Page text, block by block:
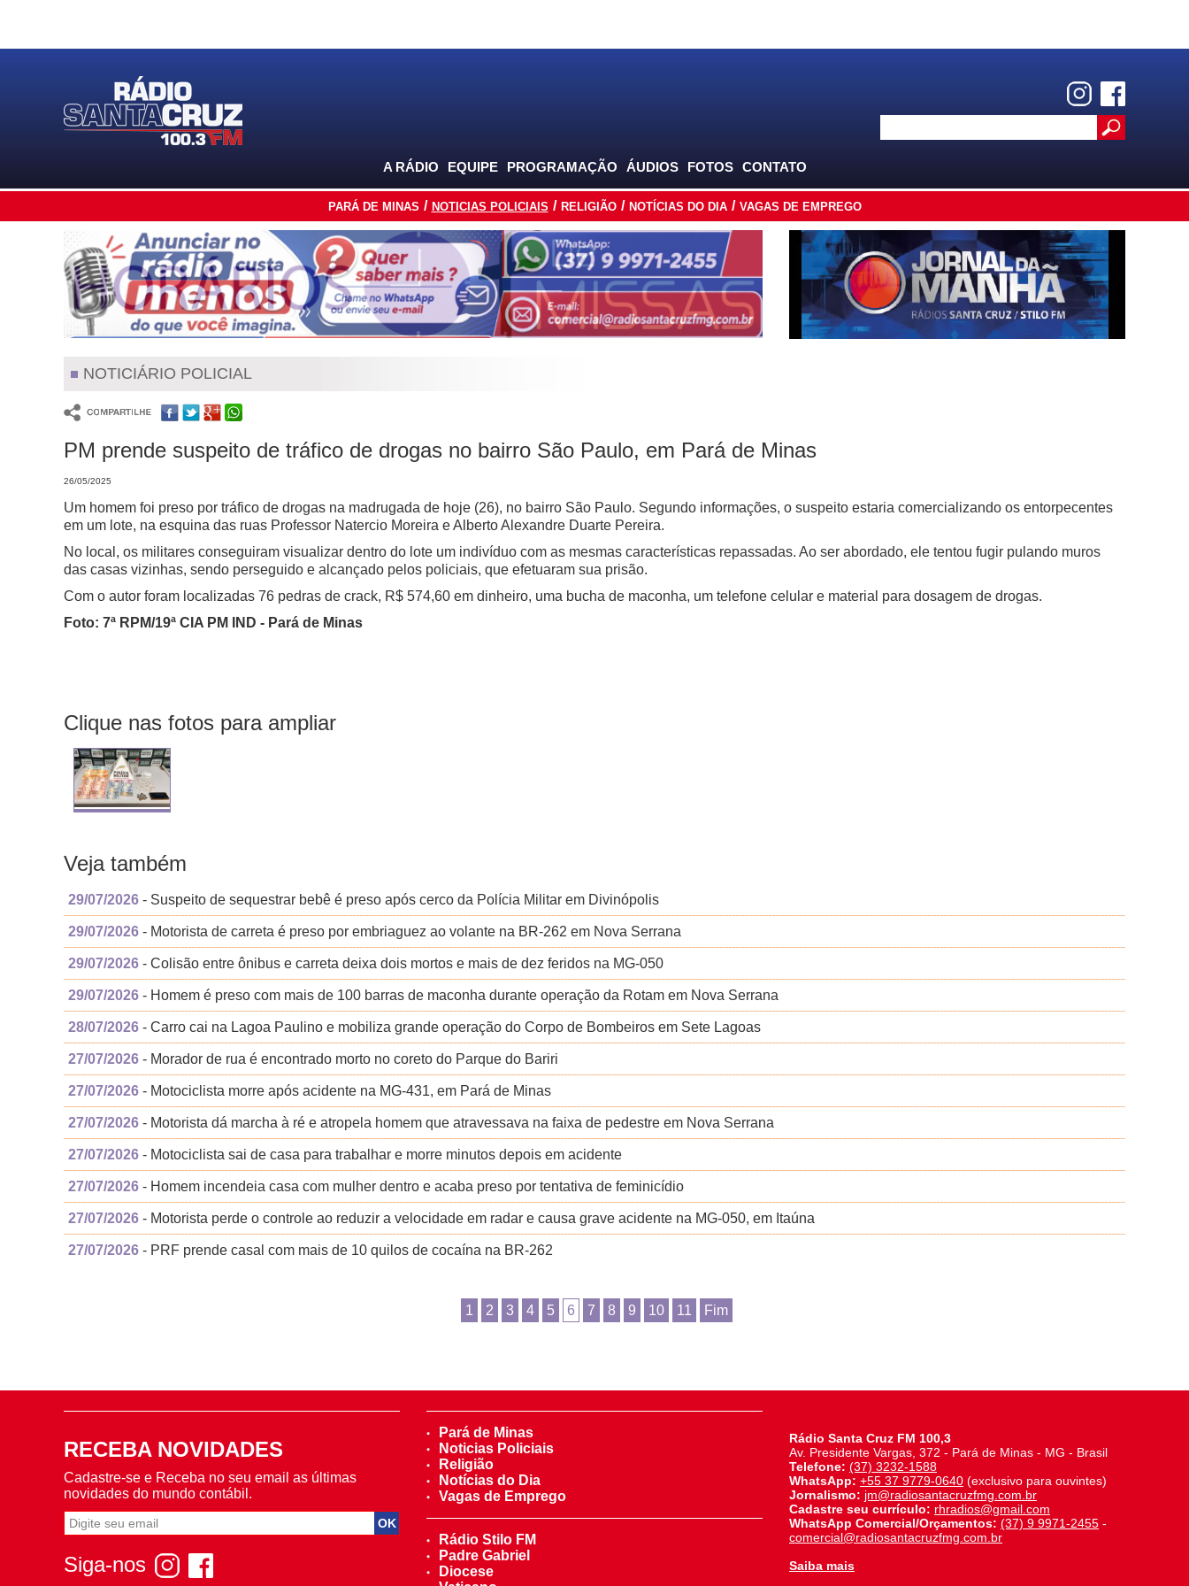
A RÁDIO EQUIPE PROGRAMAÇÃO ÁUDIOS FOTOS CONTATO
PARÁ DE MINAS NOTICIAS POLICIAIS RELIGIÃO NOTÍCIAS DO DIA VAGAS DE EMPREGO
NOTICIÁRIO POLICIAL
PM prende suspeito de tráfico de drogas no bairro São Paulo, em Pará de Minas
26/05/2025
Um homem foi preso por tráfico de drogas na madrugada de hoje (26), no bairro São Paulo. Segundo informações, o suspeito estaria comercializando os entorpecentes
em um lote, na esquina das ruas Professor Natercio Moreira e Alberto Alexandre Duarte Pereira.
No local, os militares conseguiram visualizar dentro do lote um indivíduo com as mesmas características repassadas. Ao ser abordado, ele tentou fugir pulando muros
das casas vizinhas, sendo perseguido e alcançado pelos policiais, que efetuaram sua prisão.
Com o autor foram localizadas 76 pedras de crack, R$ 574,60 em dinheiro, uma bucha de maconha, um telefone celular e material para dosagem de drogas.
Foto: 7ª RPM/19ª CIA PM IND - Pará de Minas
Clique nas fotos para ampliar
Veja também
29/07/2026 - Suspeito de sequestrar bebê é preso após cerco da Polícia Militar em Divinópolis
29/07/2026 - Motorista de carreta é preso por embriaguez ao volante na BR-262 em Nova Serrana
29/07/2026 - Colisão entre ônibus e carreta deixa dois mortos e mais de dez feridos na MG-050
29/07/2026 - Homem é preso com mais de 100 barras de maconha durante operação da Rotam em Nova Serrana
28/07/2026 - Carro cai na Lagoa Paulino e mobiliza grande operação do Corpo de Bombeiros em Sete Lagoas
27/07/2026 - Morador de rua é encontrado morto no coreto do Parque do Bariri
27/07/2026 - Motociclista morre após acidente na MG-431, em Pará de Minas
27/07/2026 - Motorista dá marcha à ré e atropela homem que atravessava na faixa de pedestre em Nova Serrana
27/07/2026 - Motociclista sai de casa para trabalhar e morre minutos depois em acidente
27/07/2026 - Homem incendeia casa com mulher dentro e acaba preso por tentativa de feminicídio
27/07/2026 - Motorista perde o controle ao reduzir a velocidade em radar e causa grave acidente na MG-050, em Itaúna
27/07/2026 - PRF prende casal com mais de 10 quilos de cocaína na BR-262
1 2 3 4 5 6 7 8 9 10 11 Fim
RECEBA NOVIDADES
Cadastre-se e Receba no seu email as últimas
novidades do mundo contábil.
Siga-nos
Pará de Minas
Noticias Policiais
Religião
Notícias do Dia
Vagas de Emprego
Rádio Stilo FM
Padre Gabriel
Diocese
Rádio Santa Cruz FM 100,3
Av. Presidente Vargas, 372 - Pará de Minas - MG - Brasil
Telefone: (37) 3232-1588
WhatsApp: +55 37 9779-0640 (exclusivo para ouvintes)
Jornalismo: jm@radiosantacruzfmg.com.br
Cadastre seu currículo: rhradios@gmail.com
WhatsApp Comercial/Orçamentos: (37) 9 9971-2455 -
comercial@radiosantacruzfmg.com.br
Saiba mais